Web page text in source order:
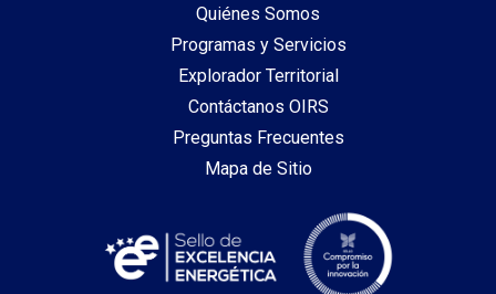
Quiénes Somos
Programas y Servicios
Explorador Territorial
Contáctanos OIRS
Preguntas Frecuentes
Mapa de Sitio